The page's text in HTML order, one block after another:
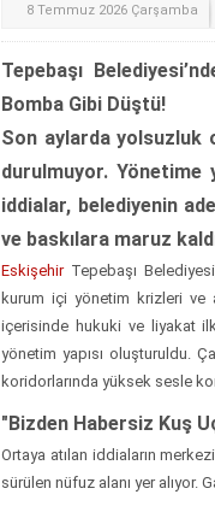
8 Temmuz 2026 Çarşamba
Tepebaşı
Bomba Gibi Düştü!
Son aylarda yolsuzluk
durulmuyor. Yönetime
iddialar, belediyenin
ve baskılara maruz
EskişehirTepebaşı
kurum içi yönetim krizleri ve
içerisinde hukuki ve liyakat
yönetim yapısı oluşturuldu.
koridorlarında yüksek sesle
"Bizden Habersiz Kuş
Ortaya atılan iddiaların
sürülen nüfuz alanı yer alıyor.